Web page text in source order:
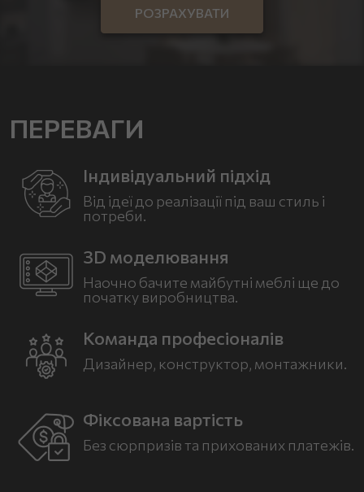
РОЗРАХУВАТИ
ПЕРЕВАГИ
Індивідуальний підхід
Від ідеї до реалізації під ваш стиль і
потреби.
3D моделювання
Наочно бачите майбутні меблі ще до
початку виробництва.
Команда професіоналів
Дизайнер, конструктор, монтажники.
Фіксована вартість
Без сюрпризів та прихованих платежів.